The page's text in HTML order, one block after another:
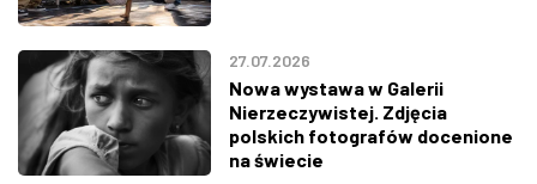
27.07.2026
Nowa wystawa w Galerii
Nierzeczywistej. Zdjęcia
polskich fotografów docenione
na świecie